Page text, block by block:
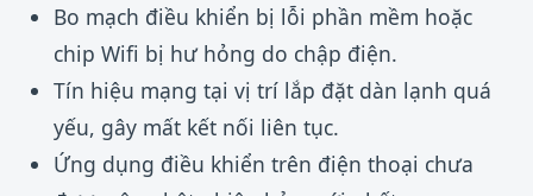
Bo mạch điều khiển bị lỗi phần mềm hoặc
chip Wifi bị hư hỏng do chập điện.
Tín hiệu mạng tại vị trí lắp đặt dàn lạnh quá
yếu, gây mất kết nối liên tục.
Ứng dụng điều khiển trên điện thoại chưa